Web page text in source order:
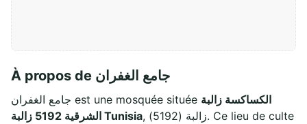
À propos de جامع الغفران
جامع الغفران est une mosquée située الكساكسة زالبة
الشرقية 5192 زالبة Tunisia, زالبة (5192). Ce lieu de culte